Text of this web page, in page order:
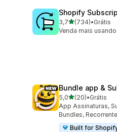
Shopify
3,7de 5 estrelas
(734)
734 avaliações ao
•Grátis
Venda mais
Bundle app &
5,0de 5 estrelas
(20)
20 avaliações ao
•Grátis
App Assinaturas,
Bundles, Recorrente
Built for